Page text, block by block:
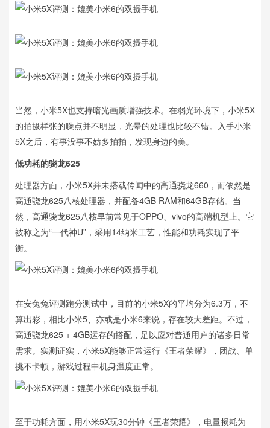
当然，小米5X也支持暗光画质增强技术。在弱光环境下，小米5X
的拍摄样张的噪点并不明显，光晕的处理也比较不错。入手小米
5X之后，有事没事不妨多拍拍，发现身边的美。
低功耗的骁龙625
处理器方面，小米5X并未搭载传闻中的高通骁龙660，而依然是
高通骁龙625八核处理器，并配备4GB RAM和64GB存储。当
然，高通骁龙625八核早前常见于OPPO、vivo的高端机型上。它
被称之为“一代神U”，采用14纳米工艺，性能和功耗实现了平
衡。
在安兔兔评测跑分测试中，目前的小米5X的平均分为6.3万，不
算出彩，相比小米5、亦或是小米6来说，存在较大差距。不过，
高通骁龙625 + 4GB运存的搭配，足以应对普通用户的诸多日常
需求。实测证实，小米5X能够正常运行《王者荣耀》，团战、单
挑不卡顿，游戏过程中机身温度正常。
至于功耗方面，用小米5X玩30分钟《王者荣耀》，电量损耗为